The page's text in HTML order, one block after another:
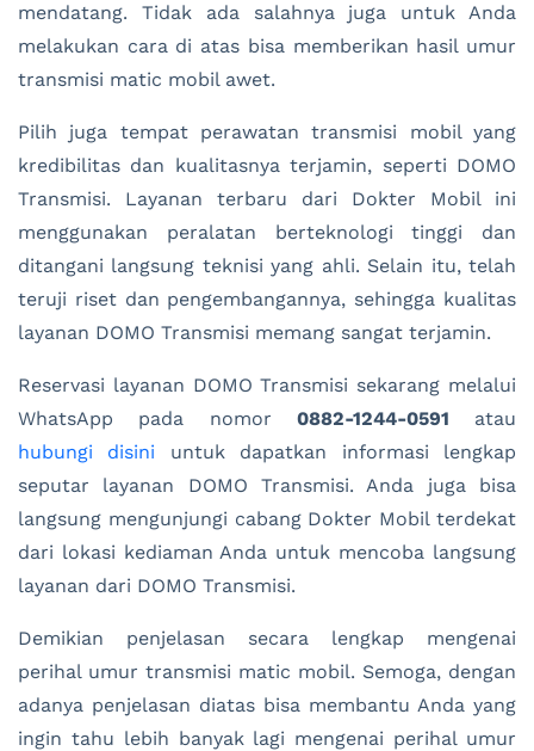
mendatang. Tidak ada salahnya juga untuk Anda
melakukan cara di atas bisa memberikan hasil umur
transmisi matic mobil awet.
Pilih juga tempat perawatan transmisi mobil yang
kredibilitas dan kualitasnya terjamin, seperti DOMO
Transmisi. Layanan terbaru dari Dokter Mobil ini
menggunakan peralatan berteknologi tinggi dan
ditangani langsung teknisi yang ahli. Selain itu, telah
teruji riset dan pengembangannya, sehingga kualitas
layanan DOMO Transmisi memang sangat terjamin.
Reservasi layanan DOMO Transmisi sekarang melalui
WhatsApp pada nomor 0882-1244-0591 atau
hubungi disini
untuk dapatkan informasi lengkap
seputar layanan DOMO Transmisi. Anda juga bisa
langsung mengunjungi cabang Dokter Mobil terdekat
dari lokasi kediaman Anda untuk mencoba langsung
layanan dari DOMO Transmisi.
Demikian penjelasan secara lengkap mengenai
perihal umur transmisi matic mobil. Semoga, dengan
adanya penjelasan diatas bisa membantu Anda yang
ingin tahu lebih banyak lagi mengenai perihal umur